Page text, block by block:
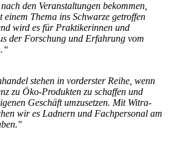
den Veranstaltungen bekommen,
Thema ins Schwarze getroffen
wird es für Praktikerinnen und
der Forschung und Erfahrung vom
stehen in vorderster Reihe, wenn
zu Öko-Produkten zu schaffen und
Geschäft umzusetzen. Mit Witra-
wir es Ladnern und Fachpersonal am